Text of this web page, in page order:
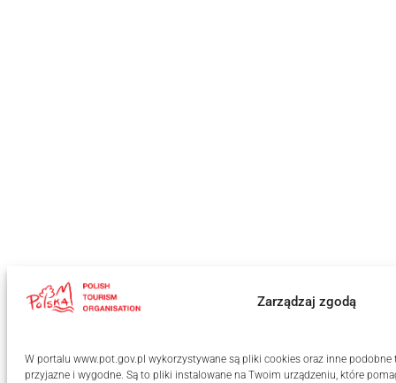
Zarządzaj zgodą
W portalu www.pot.gov.pl wykorzystywane są pliki cookies oraz inne podobne
przyjazne i wygodne. Są to pliki instalowane na Twoim urządzeniu, które